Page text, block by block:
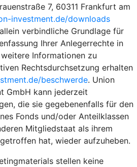
7, 60311 Frankfurt am
investment.de/downloads
verbindliche Grundlage für
Ihrer Anlegerrechte in
Informationen zu
Rechtsdurchsetzung erhalten
beschwerde. Union
GmbH kann jederzeit
die sie gegebenenfalls für den
Fonds und/oder Anteilklassen
Mitgliedstaat als ihrem
hat, wieder aufzuheben.
stellen keine